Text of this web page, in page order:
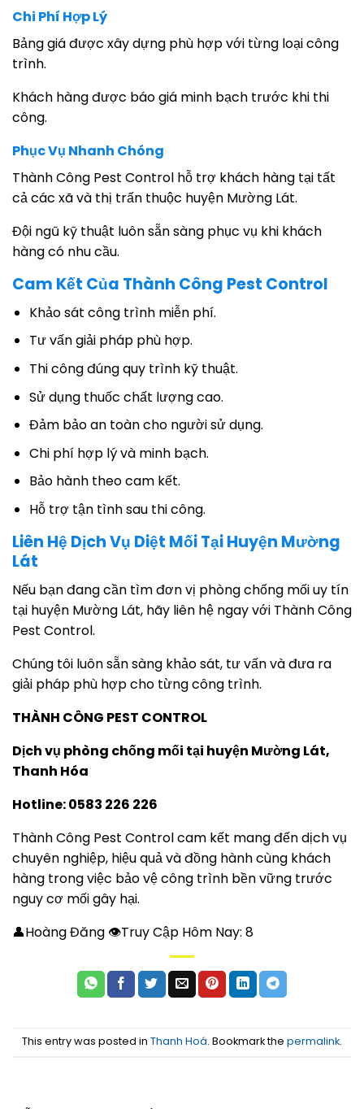
Chi Phí Hợp Lý
Bảng giá được xây dựng phù hợp với từng loại công
trình.
Khách hàng được báo giá minh bạch trước khi thi
công.
Phục Vụ Nhanh Chóng
Thành Công Pest Control hỗ trợ khách hàng tại tất
cả các xã và thị trấn thuộc huyện Mường Lát.
Đội ngũ kỹ thuật luôn sẵn sàng phục vụ khi khách
hàng có nhu cầu.
Cam Kết Của Thành Công Pest Control
Khảo sát công trình miễn phí.
Tư vấn giải pháp phù hợp.
Thi công đúng quy trình kỹ thuật.
Sử dụng thuốc chất lượng cao.
Đảm bảo an toàn cho người sử dụng.
Chi phí hợp lý và minh bạch.
Bảo hành theo cam kết.
Hỗ trợ tận tình sau thi công.
Liên Hệ Dịch Vụ Diệt Mối Tại Huyện Mường
Lát
Nếu bạn đang cần tìm đơn vị phòng chống mối uy tín
tại huyện Mường Lát, hãy liên hệ ngay với Thành Công
Pest Control.
Chúng tôi luôn sẵn sàng khảo sát, tư vấn và đưa ra
giải pháp phù hợp cho từng công trình.
THÀNH CÔNG PEST CONTROL
Dịch vụ phòng chống mối tại huyện Mường Lát,
Thanh Hóa
Hotline: 0583 226 226
Thành Công Pest Control cam kết mang đến dịch vụ
chuyên nghiệp, hiệu quả và đồng hành cùng khách
hàng trong việc bảo vệ công trình bền vững trước
nguy cơ mối gây hại.
👤Hoàng Đăng 👁Truy Cập Hôm Nay: 8
This entry was posted in Thanh Hoá. Bookmark the permalink.